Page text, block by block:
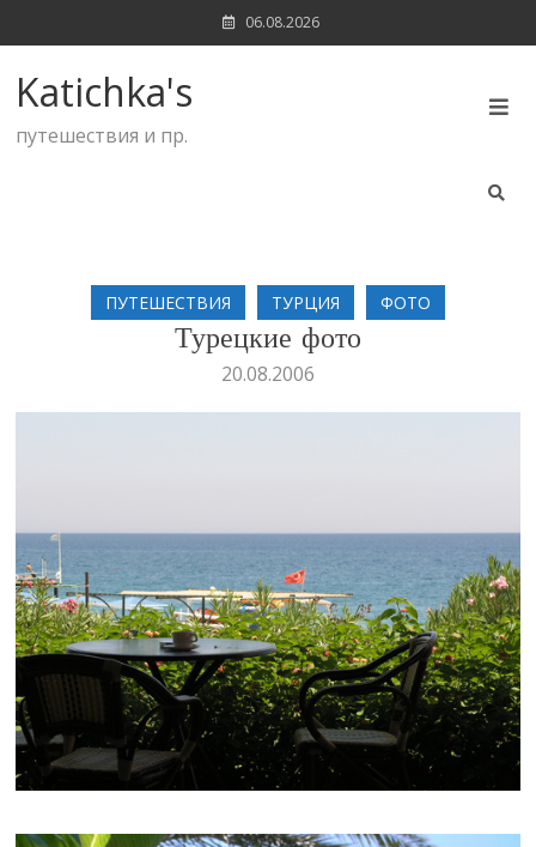
to
06.08.2026
Katichka's
путешествия и пр.
ПУТЕШЕСТВИЯ ТУРЦИЯ ФОТО
Турецкие фото
20.08.2006